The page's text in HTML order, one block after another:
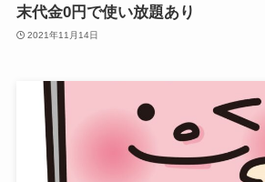
末代金0円で使い放題あり
2021年11月14日